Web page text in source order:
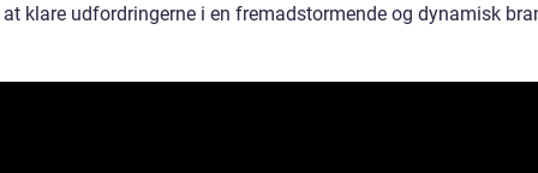
klare udfordringerne i en fremadstormende og dynamisk